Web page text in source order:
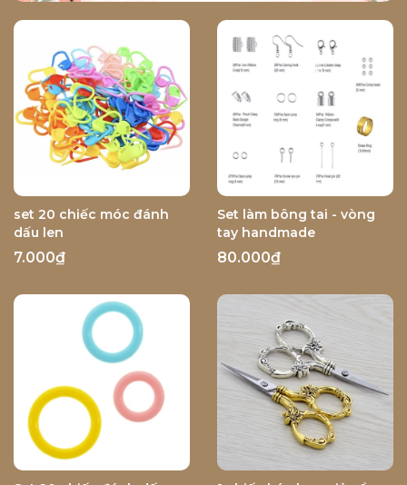
set 20 chiếc móc đánh
dấu len
7.000₫
Set làm bông tai - vòng
tay handmade
80.000₫